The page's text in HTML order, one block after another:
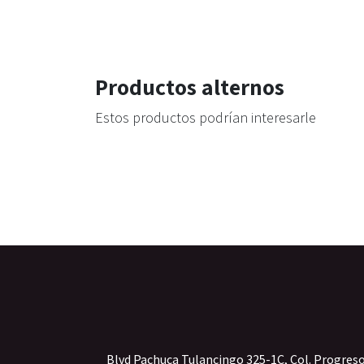
Productos alternos
Estos productos podrían interesarle
Blvd Pachuca Tulancingo 325-1C, Col.